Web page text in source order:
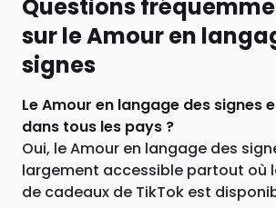
Questions
sur le Amour en
signes
Le Amour en langage des signes
dans tous les pays ?
Oui, le Amour en langage des
largement accessible partout où
de cadeaux de TikTok est